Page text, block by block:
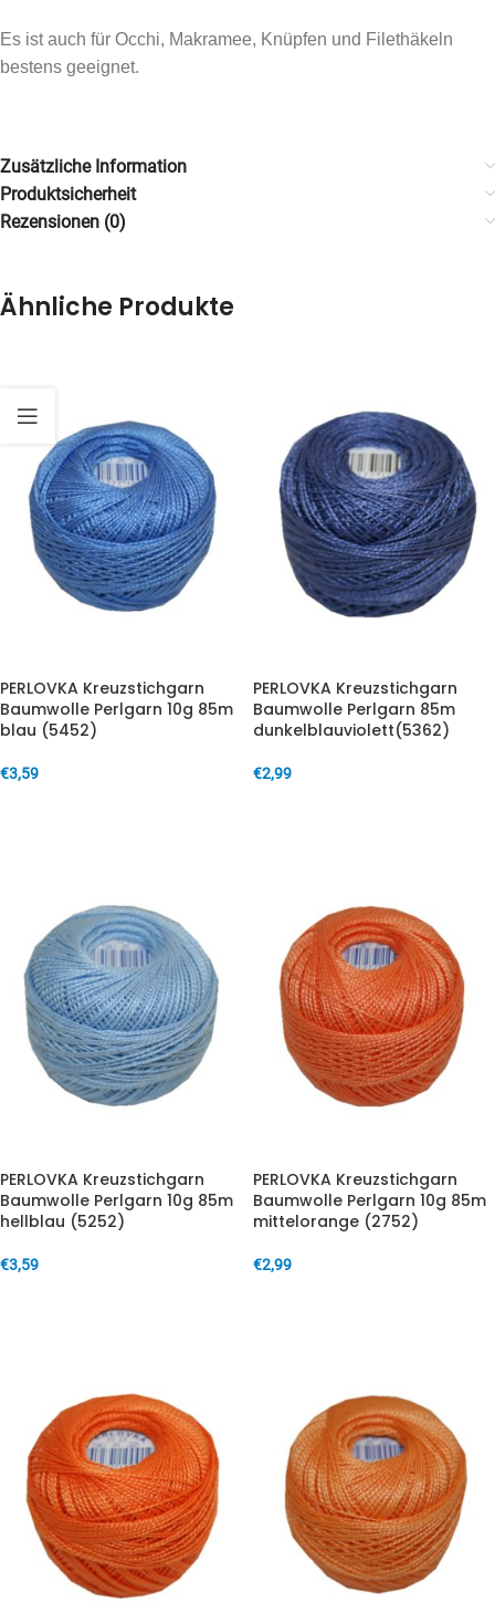
Es ist auch für Occhi, Makramee, Knüpfen und Filethäkeln
bestens geeignet.
Zusätzliche Information
Produktsicherheit
Rezensionen (0)
Ähnliche Produkte
PERLOVKA Kreuzstichgarn
Baumwolle Perlgarn 10g 85m
blau (5452)
€3,59
PERLOVKA Kreuzstichgarn
Baumwolle Perlgarn 85m
dunkelblauviolett(5362)
€2,99
PERLOVKA Kreuzstichgarn
Baumwolle Perlgarn 10g 85m
hellblau (5252)
€3,59
PERLOVKA Kreuzstichgarn
Baumwolle Perlgarn 10g 85m
mittelorange (2752)
€2,99